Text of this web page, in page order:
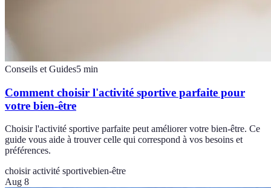
Conseils et Guides5 min
Comment choisir l'activité sportive parfaite pour
votre bien-être
Choisir l'activité sportive parfaite peut améliorer votre bien-être. Ce
guide vous aide à trouver celle qui correspond à vos besoins et
préférences.
choisir activité sportivebien-être
Aug 8